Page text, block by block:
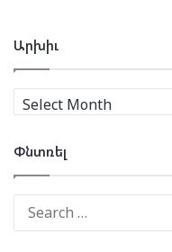
Արխիւ
Արխիւ
Փնտռել